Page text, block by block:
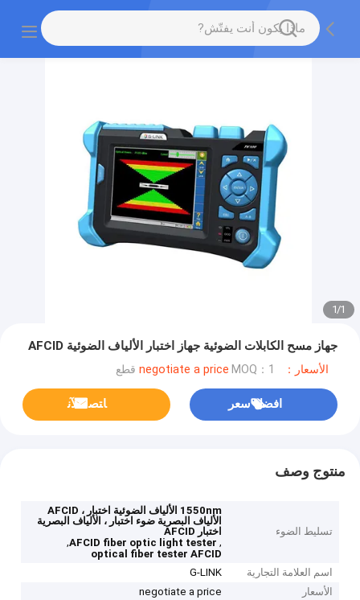
1
/
1
جهاز مسح الكابلات الضوئية جهاز اختبار الألياف الضوئية AFCID
الأسعار：negotiate a price MOQ：1 قطع
افضل سعر ﺎﺘﺼﻟ ﺍﻶﻧ
منتوج وصف
تسليط الضوء
1550nm الألياف الضوئية اختبار ، AFCID
الألياف البصرية ضوء اختبار ، الألياف البصرية
اختبار AFCID
,
AFCID fiber optic light tester
,
optical fiber tester AFCID
اسم العلامة التجارية
G-LINK
الأسعار
negotiate a price